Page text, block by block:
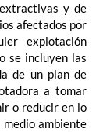
y de
afectados por
explotación
se incluyen las
de un plan de
a tomar
o reducir en lo
ambiente